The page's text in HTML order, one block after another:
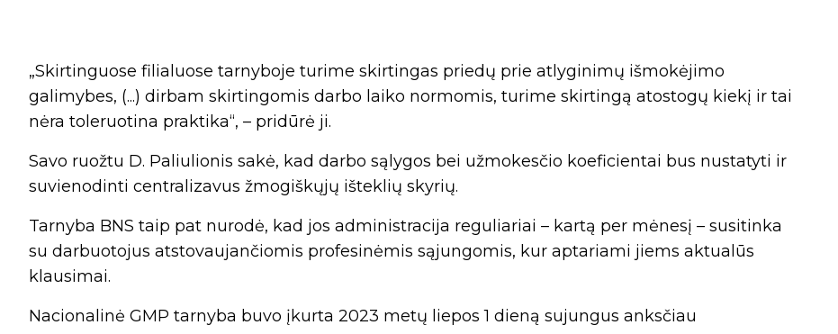
„Skirtinguose filialuose tarnyboje turime skirtingas priedų prie atlyginimų išmokėjimo
galimybes, (...) dirbam skirtingomis darbo laiko normomis, turime skirtingą atostogų kiekį ir tai
nėra toleruotina praktika“, – pridūrė ji.
Savo ruožtu D. Paliulionis sakė, kad darbo sąlygos bei užmokesčio koeficientai bus nustatyti ir
suvienodinti centralizavus žmogiškųjų išteklių skyrių.
Tarnyba BNS taip pat nurodė, kad jos administracija reguliariai – kartą per mėnesį – susitinka
su darbuotojus atstovaujančiomis profesinėmis sąjungomis, kur aptariami jiems aktualūs
klausimai.
Nacionalinė GMP tarnyba buvo įkurta 2023 metų liepos 1 dieną sujungus anksčiau